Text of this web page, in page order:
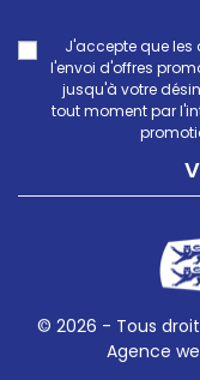
J'accepte que les
l'envoi d'offres
jusqu'à votre
tout moment par
© 2026 - Tous
Agence